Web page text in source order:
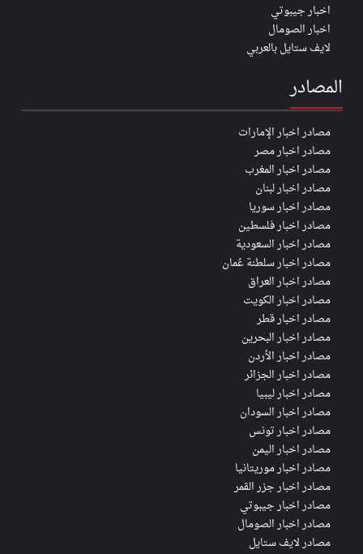
اخبار جيبوتي
اخبار الصومال
لايف ستايل بالعربي
المصادر
مصادر اخبار الإمارات
مصادر اخبار مصر
مصادر اخبار المغرب
مصادر اخبار لبنان
مصادر اخبار سوريا
مصادر اخبار فلسطين
مصادر اخبار السعودية
مصادر اخبار سلطنة عُمان
مصادر اخبار العراق
مصادر اخبار الكويت
مصادر اخبار قطر
مصادر اخبار البحرين
مصادر اخبار الأردن
مصادر اخبار الجزائر
مصادر اخبار ليبيا
مصادر اخبار السودان
مصادر اخبار تونس
مصادر اخبار اليمن
مصادر اخبار موريتانيا
مصادر اخبار جزر القمر
مصادر اخبار جيبوتي
مصادر اخبار الصومال
مصادر لايف ستايل